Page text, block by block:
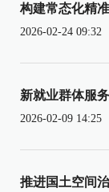
构建常态化精
2026-02-24 09:32
新就业群体服
2026-02-09 14:25
推进国土空间